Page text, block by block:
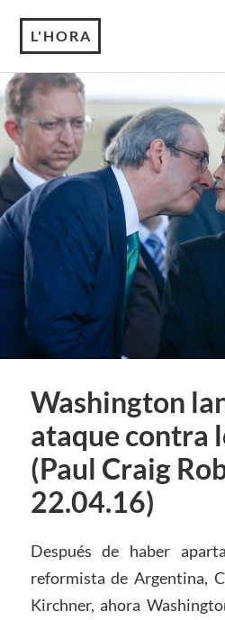
L'HORA
Washington
ataque contra
(Paul Craig
22.04.16)
Después de haber
reformista de Argentina,
Kirchner, ahora